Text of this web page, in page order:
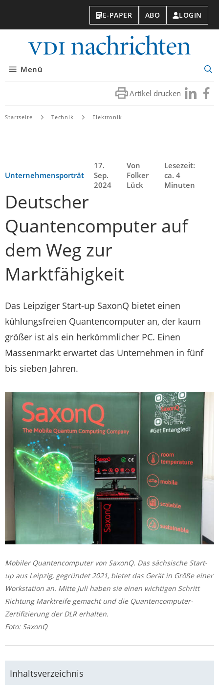
E-PAPER ABO LOGIN
Menü
Artikel drucken Besuchen
Sie
Sie
Startseite Technik Elektronik
Unternehmensporträt
17.
Sep.
2024
Von
Folker
Lück
Lesezeit:
ca. 4
Minuten
Deutscher
Quantencomputer auf
dem Weg zur
Marktfähigkeit
Das Leipziger Start-up SaxonQ bietet einen
kühlungsfreien Quantencomputer an, der kaum
größer ist als ein herkömmlicher PC. Einen
Massenmarkt erwartet das Unternehmen in fünf
bis sieben Jahren.
Mobiler Quantencomputer von SaxonQ. Das sächsische Start-
up aus Leipzig, gegründet 2021, bietet das Gerät in Größe einer
Workstation an. Mitte Juli haben sie einen wichtigen Schritt
Richtung Marktreife gemacht und die Quantencomputer-
Zertifizierung der DLR erhalten.
Foto: SaxonQ
Inhaltsverzeichnis